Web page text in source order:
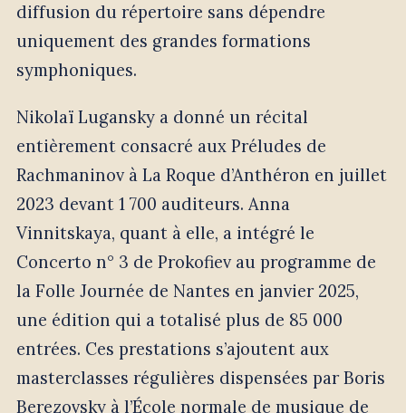
diffusion du répertoire sans dépendre
uniquement des grandes formations
symphoniques.
Nikolaï Lugansky a donné un récital
entièrement consacré aux Préludes de
Rachmaninov à La Roque d’Anthéron en juillet
2023 devant 1 700 auditeurs. Anna
Vinnitskaya, quant à elle, a intégré le
Concerto n° 3 de Prokofiev au programme de
la Folle Journée de Nantes en janvier 2025,
une édition qui a totalisé plus de 85 000
entrées. Ces prestations s’ajoutent aux
masterclasses régulières dispensées par Boris
Berezovsky à l’École normale de musique de